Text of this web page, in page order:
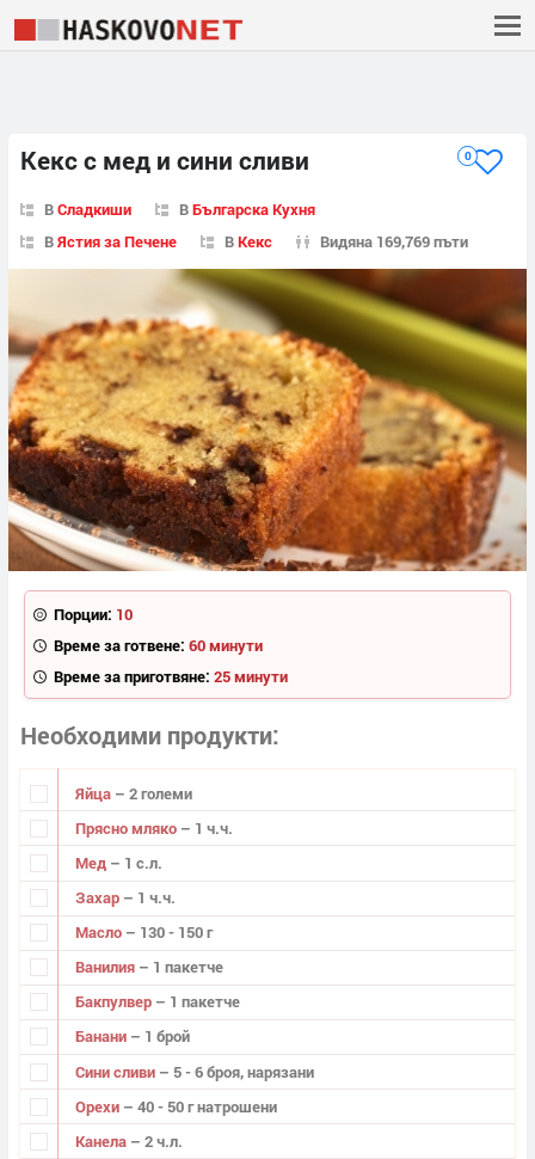
Кекс с мед и сини сливи 0
ВСладкиши ВБългарска Кухня
ВЯстия за Печене ВКекс Видяна 169,769 пъти
Порции: 10
Време за готвене: 60 минути
Време за приготвяне: 25 минути
Необходими продукти
Яйца – 2 големи
Прясно мляко – 1 ч.ч.
Мед – 1 с.л.
Захар – 1 ч.ч.
Масло – 130 - 150 г
Ванилия – 1 пакетче
Бакпулвер – 1 пакетче
Банани – 1 брой
Сини сливи – 5 - 6 броя, нарязани
Орехи – 40 - 50 г натрошени
Канела – 2 ч.л.